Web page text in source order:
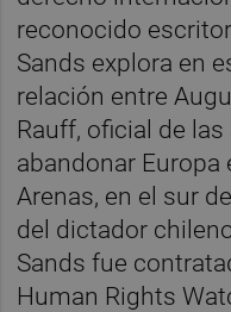
reconocido
Sands explora en
relación entre
Rauff, oficial de
abandonar
Arenas, en el sur
del dictador
Sands fue
Human Rights